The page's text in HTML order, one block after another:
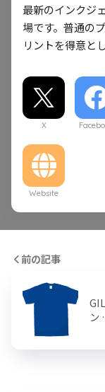
最新のインクジ
場です。普通の
リントを得意と
X
Website
前の記事
ン